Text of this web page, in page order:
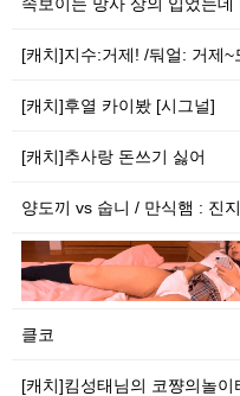
[캐치]지수:거제! /둬얼: 거제~
[캐치]후열 카이봤 [시그널]
[캐치]추사랑 돈쓰기 싫어
양도끼 vs 숩니 / 만식햄 : 진
클코
[캐치]킴성태님의 코쨩의놀이